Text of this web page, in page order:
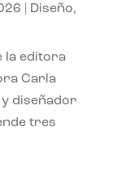
Diseño,
la editora
Carla
diseñador
tres